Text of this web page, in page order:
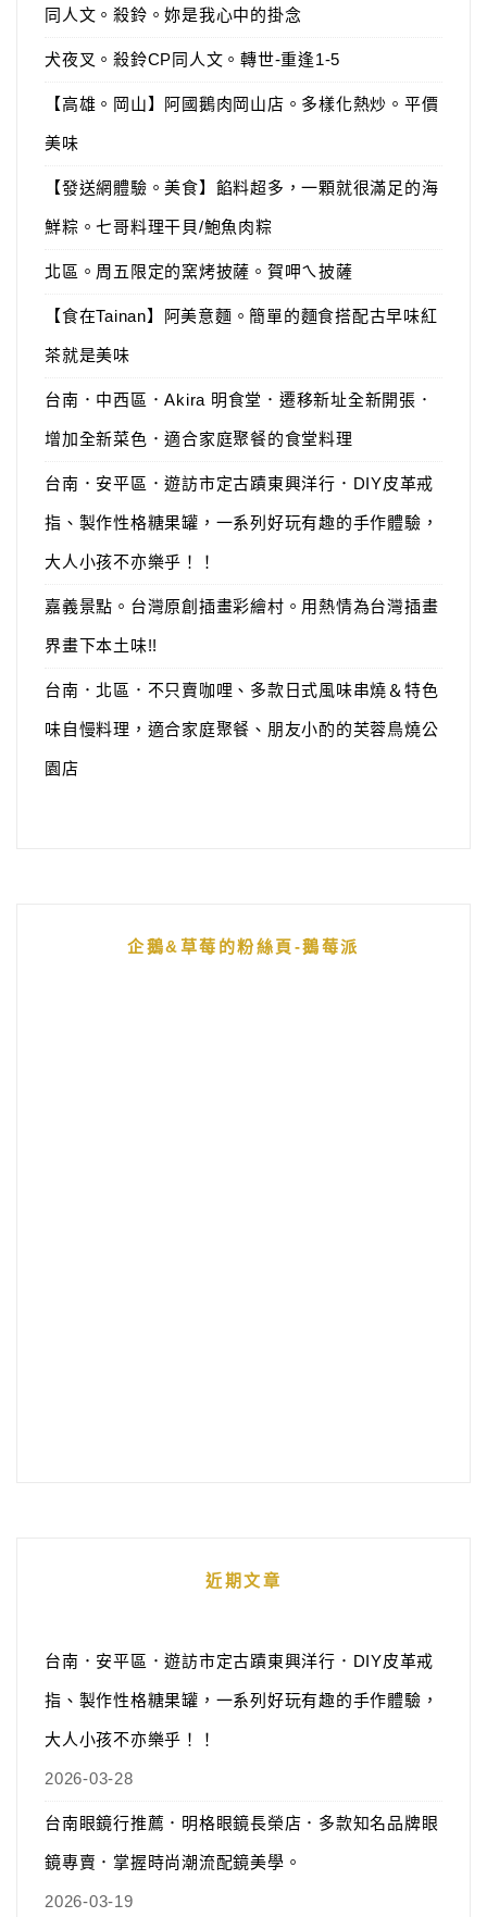
同人文。殺鈴。妳是我心中的掛念
犬夜叉。殺鈴CP同人文。轉世-重逢1-5
【高雄。岡山】阿國鵝肉岡山店。多樣化熱炒。平價
美味
【發送網體驗。美食】餡料超多，一顆就很滿足的海
鮮粽。七哥料理干貝/鮑魚肉粽
北區。周五限定的窯烤披薩。賀呷ㄟ披薩
【食在Tainan】阿美意麵。簡單的麵食搭配古早味紅
茶就是美味
台南．中西區．Akira 明食堂．遷移新址全新開張．
增加全新菜色．適合家庭聚餐的食堂料理
台南．安平區．遊訪市定古蹟東興洋行．DIY皮革戒
指、製作性格糖果罐，一系列好玩有趣的手作體驗，
大人小孩不亦樂乎！！
嘉義景點。台灣原創插畫彩繪村。用熱情為台灣插畫
界畫下本土味!!
台南．北區．不只賣咖哩、多款日式風味串燒＆特色
味自慢料理，適合家庭聚餐、朋友小酌的芙蓉鳥燒公
園店
企鵝&草莓的粉絲頁-鵝莓派
近期文章
台南．安平區．遊訪市定古蹟東興洋行．DIY皮革戒
指、製作性格糖果罐，一系列好玩有趣的手作體驗，
大人小孩不亦樂乎！！
2026-03-28
台南眼鏡行推薦．明格眼鏡長榮店．多款知名品牌眼
鏡專賣．掌握時尚潮流配鏡美學。
2026-03-19